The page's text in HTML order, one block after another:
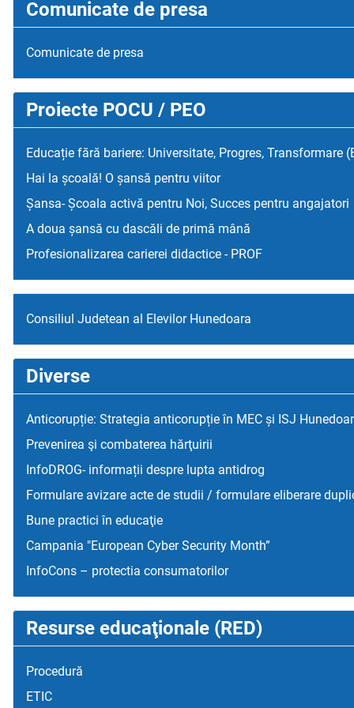
Comunicate de presa
Comunicate de presa
Proiecte POCU / PEO
Educație fără bariere: Universitate, Progres, Transformare
Hai la școală! O șansă pentru viitor
Șansa- Școala activă pentru Noi, Succes pentru angajatori
A doua șansă cu dascăli de primă mână
Profesionalizarea carierei didactice - PROF
Consiliul Judetean al Elevilor Hunedoara
Diverse
Anticorupție: Strategia anticorupție în MEC și ISJ
Prevenirea şi combaterea hărţuirii
InfoDROG- informații despre lupta antidrog
Formulare avizare acte de studii / formulare eliberare
Bune practici în educaţie
Campania "European Cyber Security Month”
InfoCons – protectia consumatorilor
Resurse educaţionale (RED)
Procedură
ETIC